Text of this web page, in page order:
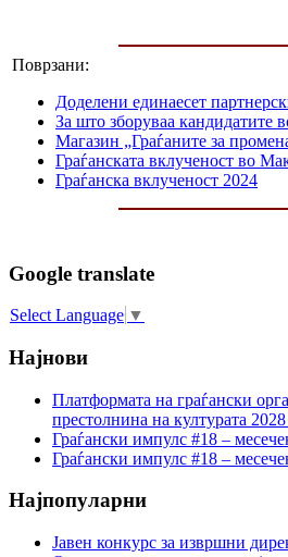
Поврзани:
Доделени единаесет
За што зборуваа кандидатите
Магазин „Граѓаните за
Граѓанската вклученост во
Граѓанска вклученост 2024
Google translate
Select Language ▼
Најнови
Платформата на граѓански
престолнина на културата
Граѓански импулс #18 –
Граѓански импулс #18 –
Најпопуларни
Јавен конкурс за извршни